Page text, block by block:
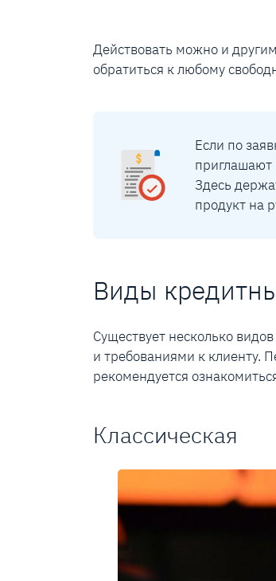
Действовать можно и
обратиться к любому
Если по
приглашают
Здесь
продукт на
Виды
Существует несколько
и требованиями к клиенту.
рекомендуется
Классическая